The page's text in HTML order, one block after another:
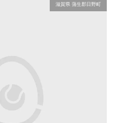
滋賀県 蒲生郡日野町